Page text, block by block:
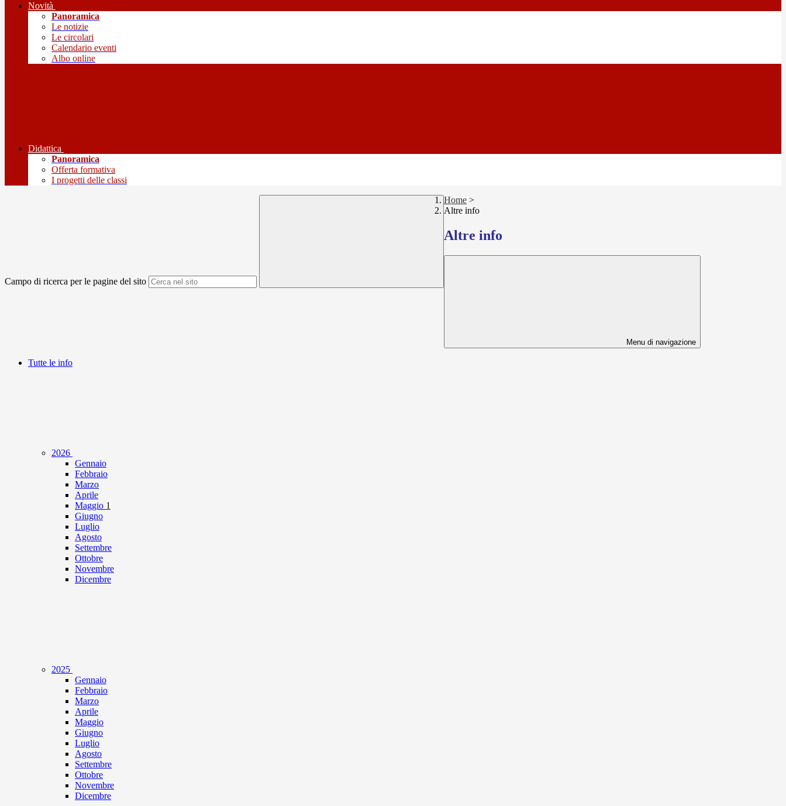
Novità
Panoramica
Le notizie
Le circolari
Calendario eventi
Albo online
Didattica
Panoramica
Offerta formativa
I progetti delle classi
Campo di ricerca per le pagine del sito
Home >
Altre info
Altre info
Menu di navigazione
Tutte le info
2026
Gennaio
Febbraio
Marzo
Aprile
Maggio 1
Giugno
Luglio
Agosto
Settembre
Ottobre
Novembre
Dicembre
2025
Gennaio
Febbraio
Marzo
Aprile
Maggio
Giugno
Luglio
Agosto
Settembre
Ottobre
Novembre
Dicembre